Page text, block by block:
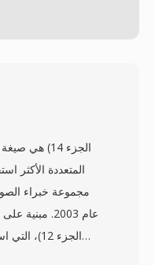
المتعددة الأكثر
مجموعة خبراء